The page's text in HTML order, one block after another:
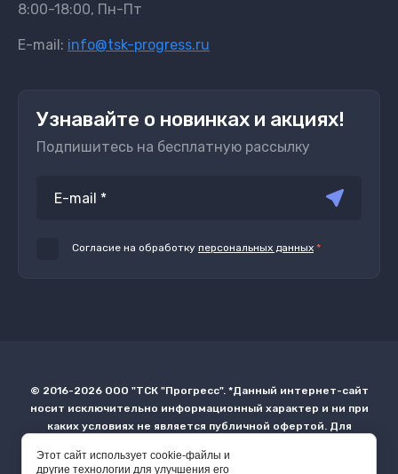
8:00-18:00, Пн-Пт
E-mail: info@tsk-progress.ru
Узнавайте о новинках и акциях!
Подпишитесь на бесплатную рассылку
Согласие на обработку персональных данных *
© 2016-2026 ООО "ТСК "Прогресс". *Данный интернет-сайт
носит исключительно информационный характер и ни при
каких условиях не является публичной офертой. Для
товара или услуг просьба обращаться в офис продаж по
Этот сайт использует cookie-файлы и
другие технологии для улучшения его